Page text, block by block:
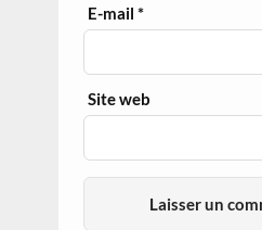
E-mail*
Site web